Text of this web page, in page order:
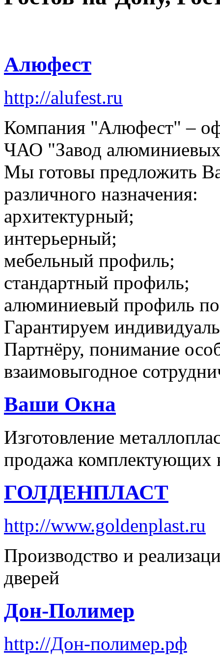
Алюфест
http://alufest.ru
Компания "Алюфест" –
ЧАО "Завод
Мы готовы предложить
различного назначения:
архитектурный;
интерьерный;
мебельный профиль;
стандартный профиль;
алюминиевый профиль по
Гарантируем
Партнёру, понимание
взаимовыгодное
Ваши Окна
Изготовление
продажа комплектующих
ГОЛДЕНПЛАСТ
http://www.goldenplast.ru
Производство и
дверей
Дон-Полимер
http://Дон-полимер.рф